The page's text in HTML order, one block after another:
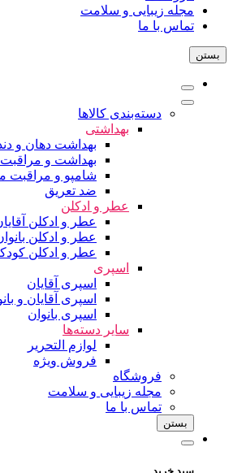
مجله زیبایی و سلامت
تماس با ما
بستن
دسته‌بندی کالاها
بهداشتی
بهداشت دهان و
بهداشت و
شامپو و مراقبت
ضد تعریق
عطر و ادکلن
عطر و ادکلن
عطر و ادکلن
عطر و ادکلن
اسپری
اسپری آقایان
اسپری آقایان و
اسپری بانوان
سایر دسته‌ها
لوازم التحریر
فروش ویژه
فروشگاه
مجله زیبایی و سلامت
تماس با ما
بستن